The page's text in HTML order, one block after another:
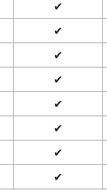
✔
✔
✔
✔
✔
✔
✔
✔